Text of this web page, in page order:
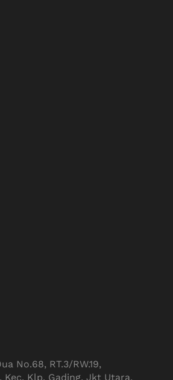
No.68, RT.3/RW.19,
Kec. Klp. Gading, Jkt Utara,